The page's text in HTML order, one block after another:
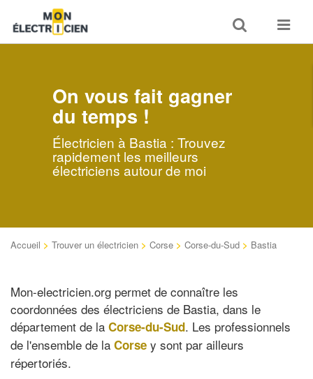
Toggle
search
Toggle
On vous fait gagner
du temps !
Électricien à Bastia : Trouvez
rapidement les meilleurs
électriciens autour de moi
Accueil > Trouver un électricien > Corse > Corse-du-Sud > Bastia
Mon-electricien.org permet de connaître les
coordonnées des électriciens de Bastia, dans le
département de la Corse-du-Sud. Les professionnels
de l'ensemble de la Corse y sont par ailleurs
répertoriés.